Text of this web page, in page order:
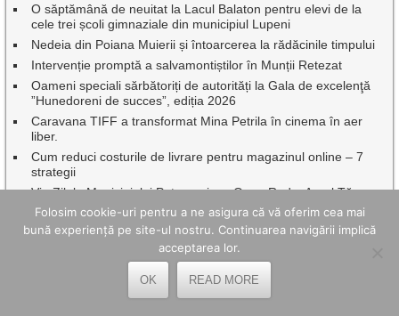
O săptămână de neuitat la Lacul Balaton pentru elevi de la
cele trei școli gimnaziale din municipiul Lupeni
Nedeia din Poiana Muierii și întoarcerea la rădăcinile timpului
Intervenție promptă a salvamontiștilor în Munții Retezat
Oameni speciali sărbătoriți de autorități la Gala de excelenţă
”Hunedoreni de succes”, ediția 2026
Caravana TIFF a transformat Mina Petrila în cinema în aer
liber.
Cum reduci costurile de livrare pentru magazinul online – 7
strategii
Vin Zilele Municipiului Petroșani, cu Oana Radu, Aurel Tămaș
și Johny Romano
Istoria prinde viață la Ulpia Traiana Sarmizegetusa, de Ziua
Proiectul noului stadion „Corvinul 1921 Hunedoara” intră în
Scriitorul Ion Caraion comemorat de Biblioteca Municipală
Folosim cookie-uri pentru a ne asigura că vă oferim cea mai
bună experiență pe site-ul nostru. Continuarea navigării implică
acceptarea lor.
OK READ MORE